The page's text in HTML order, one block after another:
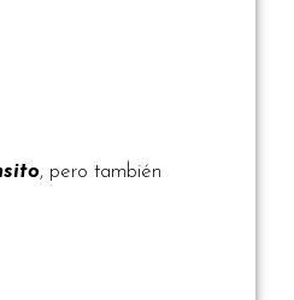
, pero también